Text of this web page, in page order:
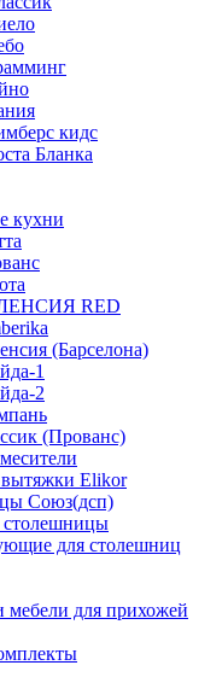
кидс
Бланка
кухни
RED
(Барселона)
1
2
(Прованс)
Elikor
Союз(дсп)
для столешниц
мебели для прихожей